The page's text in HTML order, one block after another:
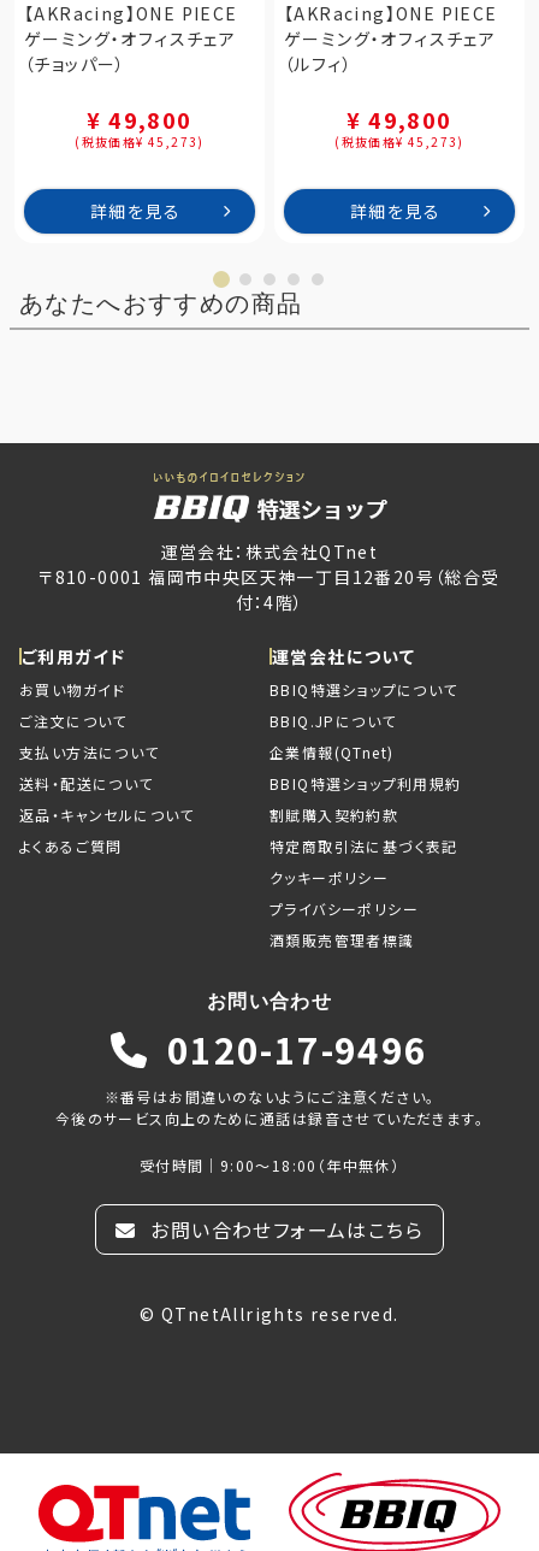
【AKRacing】ONE PIECE
ゲーミング・オフィスチェア
（チョッパー）
¥ 49,800
(税抜価格¥ 45,273)
詳細を見る
【AKRacing】ONE PIECE
ゲーミング・オフィスチェア
（ルフィ）
¥ 49,800
(税抜価格¥ 45,273)
詳細を見る
あなたへおすすめの商品
運営会社：株式会社QTnet
〒810-0001 福岡市中央区天神一丁目12番20号（総合受
付：4階）
ご利用ガイド
お買い物ガイド
ご注文について
支払い方法について
送料・配送について
返品・キャンセルについて
よくあるご質問
運営会社について
BBIQ特選ショップについて
BBIQ.JPについて
企業情報(QTnet)
BBIQ特選ショップ利用規約
割賦購入契約約款
特定商取引法に基づく表記
クッキーポリシー
プライバシーポリシー
酒類販売管理者標識
お問い合わせ
0120-17-9496
※番号はお間違いのないようにご注意ください。
今後のサービス向上のために通話は録音させていただきます。
受付時間｜9:00～18:00（年中無休）
お問い合わせフォームはこちら
© QTnetAllrights reserved.